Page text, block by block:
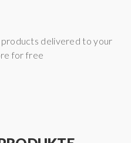
ml Größen stellt dieses
genügend Vorrat
und
delivered to your
for free